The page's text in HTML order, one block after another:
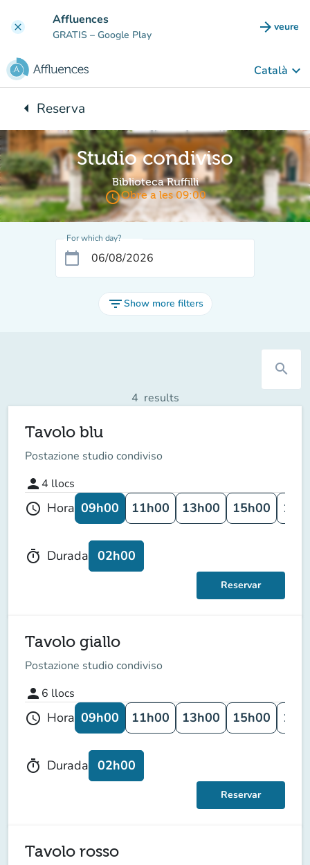
clear Affluences
GRATIS – Google Play arrow_forward veure
(new
Català keyboard_arrow_down
arrow_leftBack to:
Reserva
Studio condiviso
Biblioteca Ruffilli
access_timeObre a les 09:00
For which day?
calendar_today
filter_listShow more filters
search
4 results
Tavolo blu
Postazione studio condiviso
person 4 llocs
schedule Hora 09h00 11h00 13h00 15h00
timer Durada 02h00
Reservar
Tavolo giallo
Postazione studio condiviso
person 6 llocs
schedule Hora 09h00 11h00 13h00 15h00
timer Durada 02h00
Reservar
Tavolo rosso